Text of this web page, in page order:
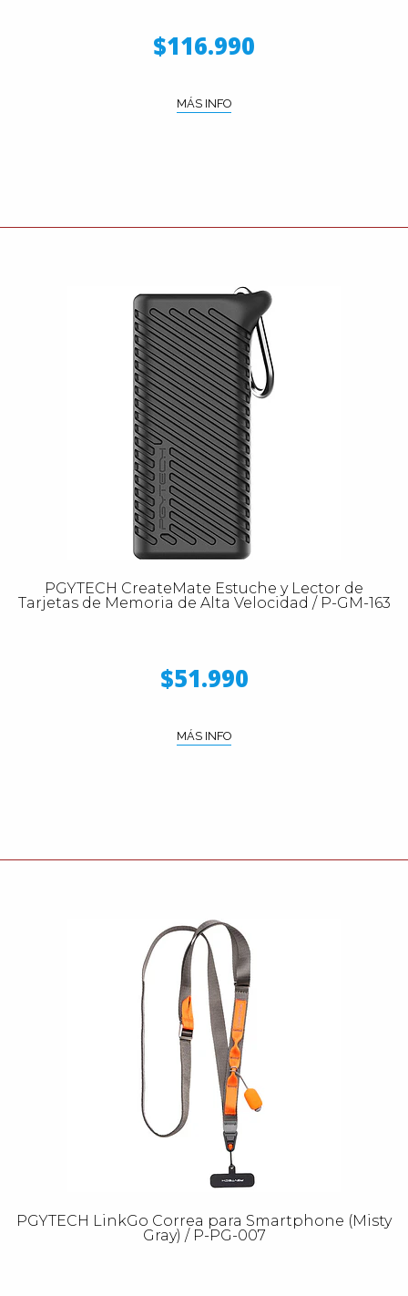
$116.990
MÁS INFO
PGYTECH CreateMate Estuche y Lector de
Tarjetas de Memoria de Alta Velocidad / P-GM-163
$51.990
MÁS INFO
PGYTECH LinkGo Correa para Smartphone (Misty
Gray) / P-PG-007